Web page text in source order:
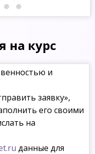
на курс
и
заявку»,
его своими
на
данные для